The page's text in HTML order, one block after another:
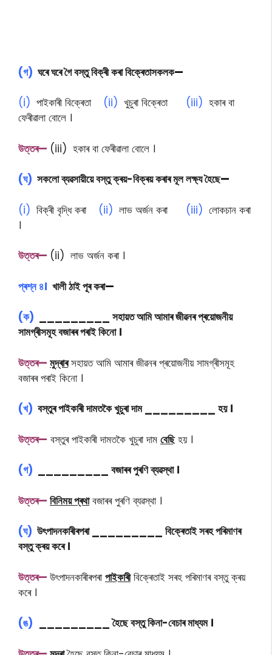
(গ) ঘৰে ঘৰে গৈ বস্তু বিক্ৰী কৰা বিক্ৰেতাসকলক—
(i) পাইকাৰী বিক্ৰেতা (ii) খুচুৰা বিক্ৰেতা (iii) হকাৰ বা
ফেৰীৱালা বোলে ।
উত্তৰ— (iii) হকাৰ বা ফেৰীৱালা বোলে ।
(ঘ) সকলো ব্যৱসায়ীয়ে বস্তু ক্ৰয়-বিক্ৰয় কৰাৰ মূল লক্ষ্য হৈছে—
(i) বিক্ৰী বৃদ্ধি কৰা (ii) লাভ অৰ্জন কৰা (iii) লোকচান কৰা
।
উত্তৰ— (ii) লাভ অৰ্জন কৰা ।
প্ৰশ্ন ৪। খালী ঠাই পূৰ কৰা—
(ক) _________ সহায়ত আমি আমাৰ জীৱনৰ প্ৰয়োজনীয়
সামগ্ৰীসমূহ বজাৰৰ পৰাই কিনো ।
উত্তৰ— মুদ্ৰাৰসহায়ত আমি আমাৰ জীৱনৰ প্ৰয়োজনীয় সামগ্ৰীসমূহ
বজাৰৰ পৰাই কিনো ।
(খ) বস্তুৰ পাইকাৰী দামতকৈ খুচুৰা দাম _________ হয় ।
উত্তৰ— বস্তুৰ পাইকাৰী দামতকৈ খুচুৰা দাম বেছিহয় ।
(গ) _________ বজাৰৰ পুৰণি ব্যৱস্থা ।
উত্তৰ— বিনিময় প্ৰথাবজাৰৰ পুৰণি ব্যৱস্থা ।
(ঘ) উৎপাদনকাৰীৰপৰা _________ বিক্ৰেতাই সৰহ পৰিমাণৰ
বস্তু ক্ৰয় কৰে ।
উত্তৰ— উৎপাদনকাৰীৰপৰাপাইকাৰীবিক্ৰেতাই সৰহ পৰিমাণৰ বস্তু ক্ৰয়
কৰে ।
(ঙ) _________ হৈছে বস্তু কিনা-বেচাৰ মাধ্যম ।